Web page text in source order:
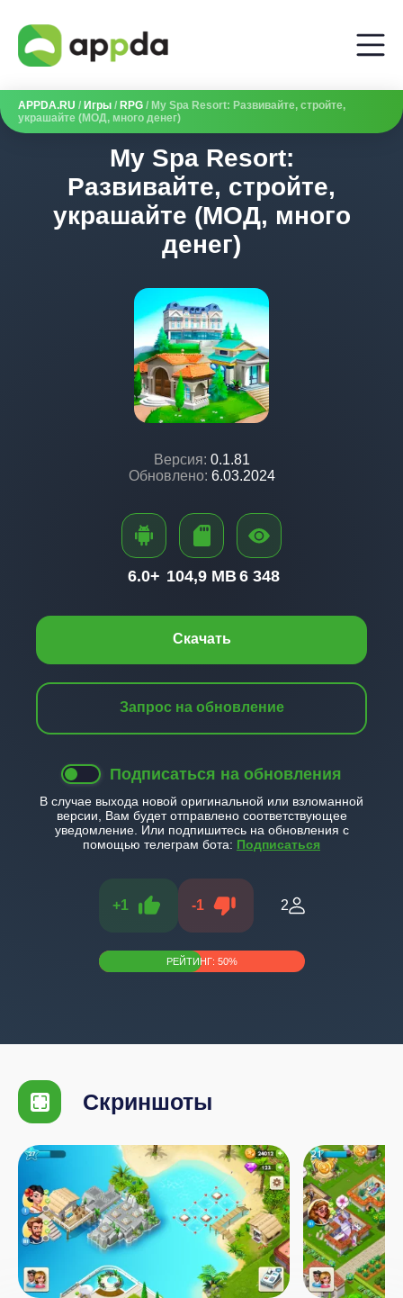
APPDA.RU / Игры / RPG / My Spa Resort: Развивайте, стройте,
украшайте (МОД, много денег)
My Spa Resort:
Развивайте, стройте,
украшайте (МОД, много
денег)
Версия: 0.1.81
Обновлено: 6.03.2024
Скачать
Запрос на обновление
Подписаться на обновления
В случае выхода новой оригинальной или взломанной
версии, Вам будет отправлено соответствующее
уведомление. Или подпишитесь на обновления с
помощью телеграм бота: Подписаться
+1 -1 2
РЕЙТИНГ: 50%
6.0+ 104,9 MB6 348
Скриншоты